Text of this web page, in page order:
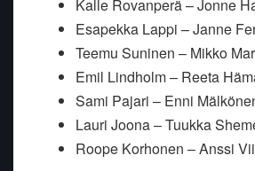
Kalle Rovanperä – Jonne
Esapekka Lappi – Janne
Teemu Suninen – Mikko
Emil Lindholm – Reeta
Sami Pajari – Enni
Lauri Joona – Tuukka
Roope Korhonen – Anssi